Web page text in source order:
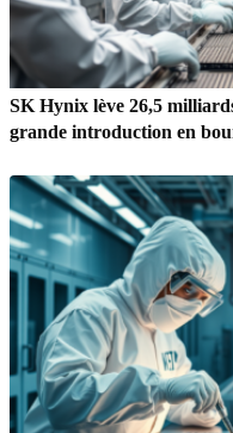
SK Hynix lève 26,5
grande introduction en